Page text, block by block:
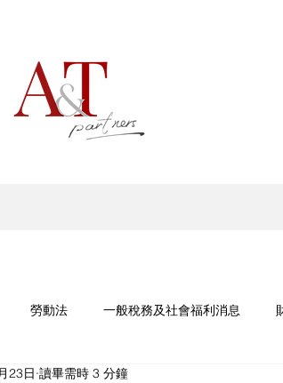
勞動法 一般稅務及社會福利消息
23日 讀畢需時 3 分鐘